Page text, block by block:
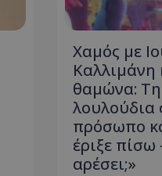
Χαμός με
Καλλιμάνη
θαμώνα:
λουλούδια
πρόσωπο
έριξε πίσω
αρέσει;»
Ονοματεπώνυμο